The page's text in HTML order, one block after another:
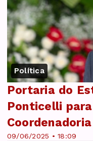
Política
09/06/2025 • 18:09
Portaria do
Ponticelli